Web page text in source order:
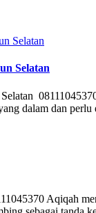
Selatan
dalam dan perlu
Aqiqah